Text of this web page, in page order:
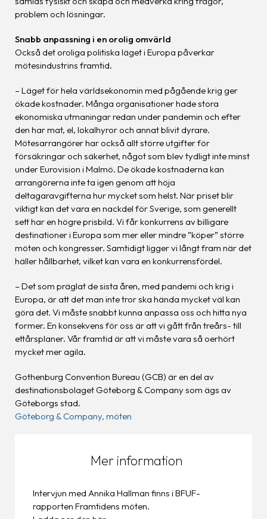
problem och lösningar.
Snabb anpassning i en orolig omvärld
Också det oroliga politiska läget i Europa påverkar
mötesindustrins framtid.
– Läget för hela världsekonomin med pågående krig ger
ökade kostnader. Många organisationer hade stora
ekonomiska utmaningar redan under pandemin och efter
den har mat, el, lokalhyror och annat blivit dyrare.
Mötesarrangörer har också allt större utgifter för
försäkringar och säkerhet, något som blev tydligt inte minst
under Eurovision i Malmö. De ökade kostnaderna kan
arrangörerna inte ta igen genom att höja
deltagaravgifterna hur mycket som helst. När priset blir
viktigt kan det vara en nackdel för Sverige, som generellt
sett har en högre prisbild. Vi får konkurrens av billigare
destinationer i Europa som mer eller mindre ”köper” större
möten och kongresser. Samtidigt ligger vi långt fram när det
häller hållbarhet, vilket kan vara en konkurrensfördel.
– Det som präglat de sista åren, med pandemi och krig i
Europa, är att det man inte tror ska hända mycket väl kan
göra det. Vi måste snabbt kunna anpassa oss och hitta nya
former. En konsekvens för oss är att vi gått från treårs- till
ettårsplaner. Vår framtid är att vi måste vara så oerhört
mycket mer agila.
Gothenburg Convention Bureau (GCB) är en del av
destinationsbolaget Göteborg & Company som ägs av
Göteborgs stad.
Göteborg & Company, möten
Mer information
Intervjun med Annika Hallman finns i BFUF-
rapporten Framtidens möten.